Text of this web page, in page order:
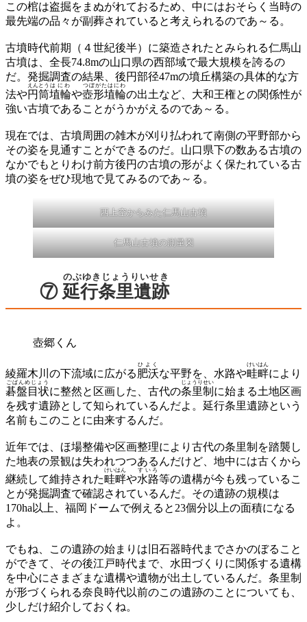
この棺は盗掘をまぬがれておるため、中にはおそらく当時の
最先端の品々が副葬されていると考えられるのであ～る。
古墳時代前期（４世紀後半）に築造されたとみられる仁馬山
古墳は、全長74.8mの山口県の西部域で最大規模を誇るの
だ。発掘調査の結果、後円部径47mの墳丘構築の具体的な方
法や円筒
えんとう
埴輪
はにわ
や壺形埴輪
つぼがたはにわ
の出土など、大和王権との関係性が
強い古墳であることがうかがえるのであ～る。
現在では、古墳周囲の雑木が刈り払われて南側の平野部から
その姿を見通すことができるのだ。山口県下の数ある古墳の
なかでもとりわけ前方後円の古墳の形がよく保たれている古
墳の姿をぜひ現地で見てみるのであ～る。
西上空からみた仁馬山古墳
仁馬山古墳の測量図
⑦ 延行条里遺跡
のぶゆきじょうりいせき
壺郷くん
綾羅木川の下流域に広がる肥沃
ひよく
な平野を、水路や畦畔
けいはん
により
碁盤目状
ごばんめじょう
に整然と区画した、古代の条里制
じょうりせい
に始まる土地区画
を残す遺跡として知られているんだよ。延行条里遺跡という
名前もこのことに由来するんだ。
近年では、ほ場整備や区画整理により古代の条里制を踏襲し
た地表の景観は失われつつあるんだけど、地中には古くから
継続して維持された畦畔
けいはん
や水路
すいろ
等の遺構が今も残っているこ
とが発掘調査で確認されているんだ。その遺跡の規模は
170ha以上、福岡ドームで例えると23個分以上の面積になる
よ。
でもね、この遺跡の始まりは旧石器時代までさかのぼること
ができて、その後江戸時代まで、水田づくりに関係する遺構
を中心にさまざまな遺構や遺物が出土しているんだ。条里制
が形づくられる奈良時代以前のこの遺跡のことについても、
少しだけ紹介しておくね。